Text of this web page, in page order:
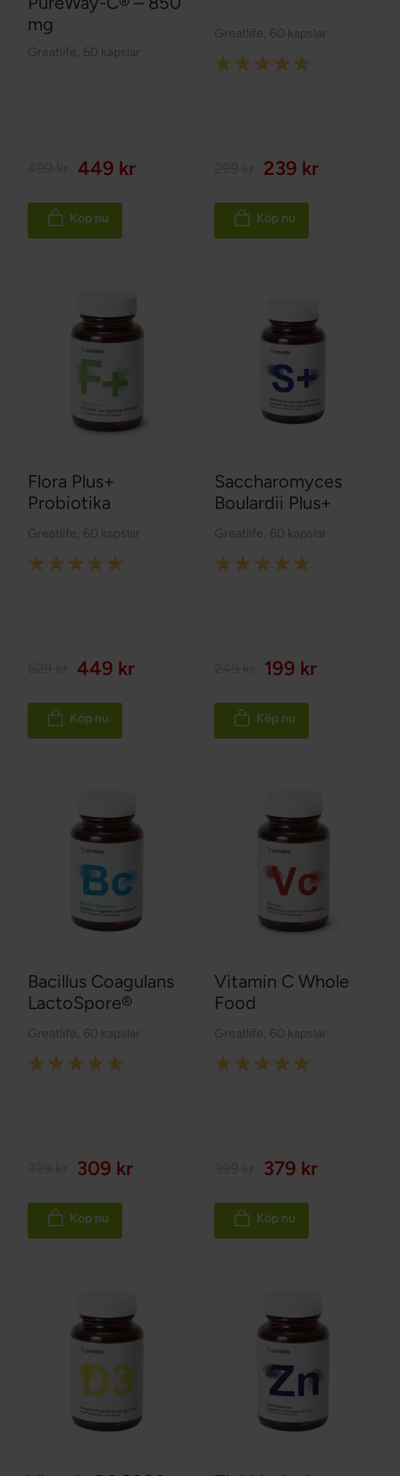
mg
Greatlife 60 kapslar
449 kr
Köp nu
Greatlife 60 kapslar
Rating:
239 kr
Köp nu
Flora Plus+
Probiotika
Greatlife 60 kapslar
Rating:
449 kr
Köp nu
Saccharomyces
Boulardii Plus+
Greatlife 60 kapslar
Rating:
199 kr
Köp nu
Bacillus Coagulans
LactoSpore®
Greatlife 60 kapslar
Rating:
309 kr
Köp nu
Vitamin C Whole
Food
Greatlife 60 kapslar
Rating:
379 kr
Köp nu